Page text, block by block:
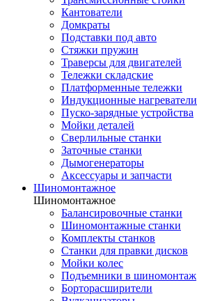
Кантователи
Домкраты
Подставки под авто
Стяжки пружин
Траверсы для двигателей
Тележки складские
Платформенные тележки
Индукционные нагреватели
Пуско-зарядные устройства
Мойки деталей
Сверлильные станки
Заточные станки
Дымогенераторы
Аксессуары и запчасти
Шиномонтажное
Шиномонтажное
Балансировочные станки
Шиномонтажные станки
Комплекты станков
Станки для правки дисков
Мойки колес
Подъемники в шиномонтаж
Борторасширители